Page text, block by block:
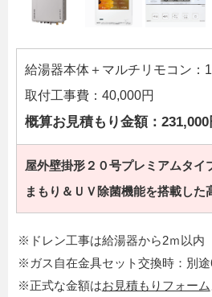
給湯器本体＋マルチリモコン：
取付工事費：40,000円
概算お見積もり金額：231,000
屋外壁掛形２０号プレミアムタイ
まもり＆ＵＶ除菌機能を搭載した
※ドレン工事は給湯器から2ｍ以内
※ガス自在金具セット交換時：別途
※正式な金額はお見積もりフォーム